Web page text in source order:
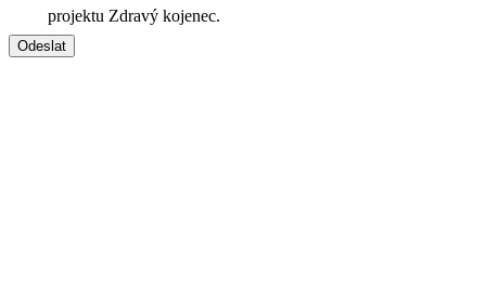
projektu Zdravý kojenec.